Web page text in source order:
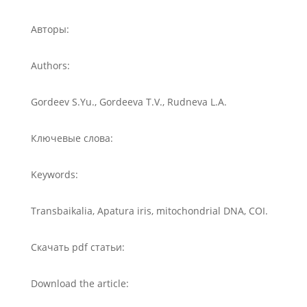
Авторы:
Authors:
Gordeev S.Yu., Gordeeva T.V., Rudneva L.A.
Ключевые слова:
Keywords:
Transbaikalia, Apatura iris, mitochondrial DNA, COI.
Скачать pdf статьи:
Download the article: